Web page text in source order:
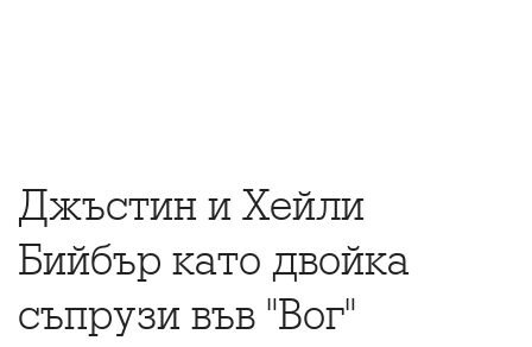
Джъстин и Хейли
Бийбър като двойка
съпрузи във "Вог"